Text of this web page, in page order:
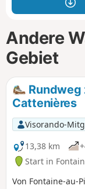
Andere
Gebiet
Rundweg
Cattenières
Visorando-
13,38 km
Start in
Von Fontaine-au-